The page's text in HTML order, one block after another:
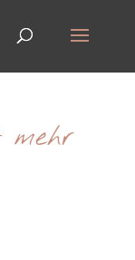
mehr